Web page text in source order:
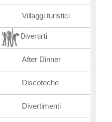
Villaggi turistici
Divertirti
After Dinner
Discoteche
Divertimenti